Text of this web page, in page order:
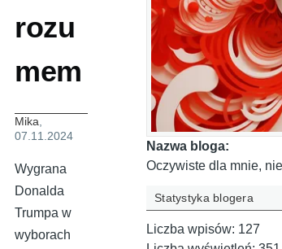
rozu
mem
Mika,
07.11.2024
Wygrana
Donalda
Trumpa w
wyborach
Nazwa bloga:
Oczywiste dla mnie,
Statystyka blogera
Liczba wpisów: 127